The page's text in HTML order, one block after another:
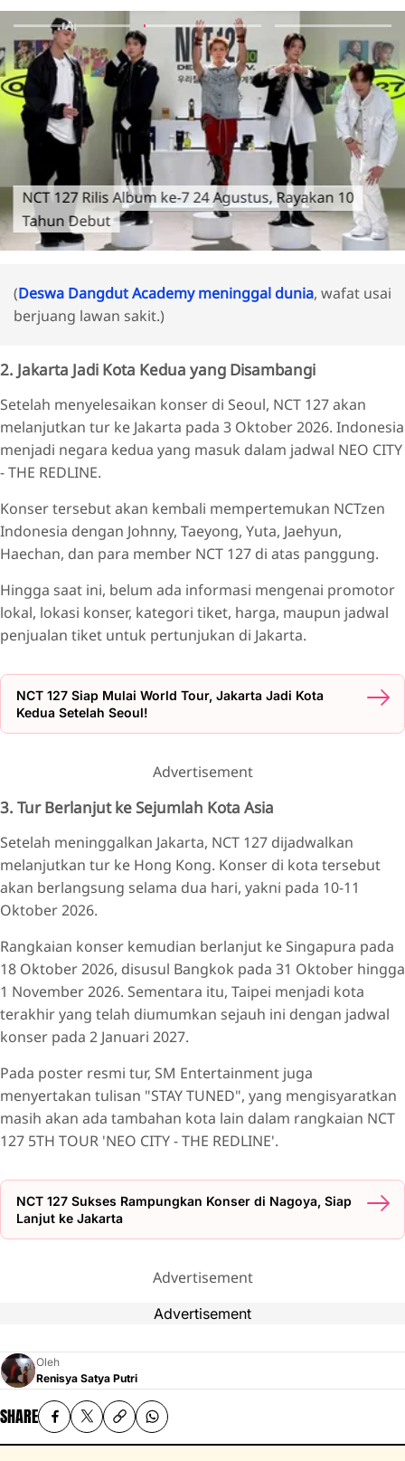
NCT 127 Rilis Album ke-7 24 Agustus, Rayakan 10
Tahun Debut
(Deswa Dangdut Academy meninggal dunia, wafat usai
berjuang lawan sakit.)
2. Jakarta Jadi Kota Kedua yang Disambangi
Setelah menyelesaikan konser di Seoul, NCT 127 akan
melanjutkan tur ke Jakarta pada 3 Oktober 2026. Indonesia
menjadi negara kedua yang masuk dalam jadwal NEO CITY
- THE REDLINE.
Konser tersebut akan kembali mempertemukan NCTzen
Indonesia dengan Johnny, Taeyong, Yuta, Jaehyun,
Haechan, dan para member NCT 127 di atas panggung.
Hingga saat ini, belum ada informasi mengenai promotor
lokal, lokasi konser, kategori tiket, harga, maupun jadwal
penjualan tiket untuk pertunjukan di Jakarta.
NCT 127 Siap Mulai World Tour, Jakarta Jadi Kota
Kedua Setelah Seoul!
Advertisement
3. Tur Berlanjut ke Sejumlah Kota Asia
Setelah meninggalkan Jakarta, NCT 127 dijadwalkan
melanjutkan tur ke Hong Kong. Konser di kota tersebut
akan berlangsung selama dua hari, yakni pada 10-11
Oktober 2026.
Rangkaian konser kemudian berlanjut ke Singapura pada
18 Oktober 2026, disusul Bangkok pada 31 Oktober hingga
1 November 2026. Sementara itu, Taipei menjadi kota
terakhir yang telah diumumkan sejauh ini dengan jadwal
konser pada 2 Januari 2027.
Pada poster resmi tur, SM Entertainment juga
menyertakan tulisan "STAY TUNED", yang mengisyaratkan
masih akan ada tambahan kota lain dalam rangkaian NCT
127 5TH TOUR 'NEO CITY - THE REDLINE'.
NCT 127 Sukses Rampungkan Konser di Nagoya, Siap
Lanjut ke Jakarta
Advertisement
Advertisement
Oleh
Renisya Satya Putri
SHARE